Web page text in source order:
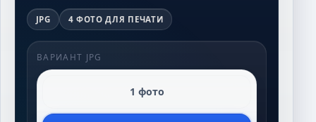
JPG 4 ФОТО ДЛЯ ПЕЧАТИ
ВАРИАНТ JPG
1 фото